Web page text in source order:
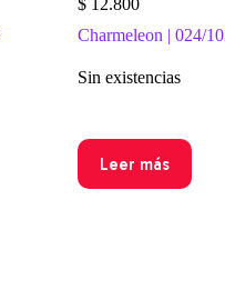
$12.800
Charmeleon | 024/
Sin existencias
Leer más